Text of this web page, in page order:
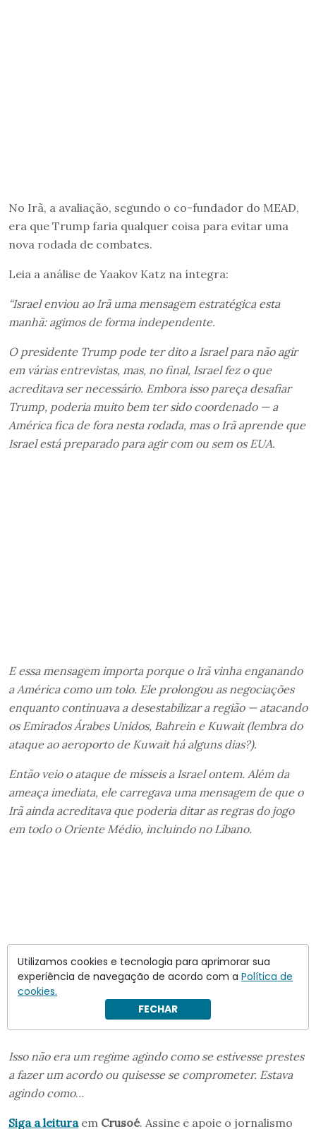
No Irã, a avaliação, segundo o co-fundador do MEAD,
era que Trump faria qualquer coisa para evitar uma
nova rodada de combates.
Leia a análise de Yaakov Katz na íntegra:
“Israel enviou ao Irã uma mensagem estratégica esta
manhã: agimos de forma independente.
O presidente Trump pode ter dito a Israel para não agir
em várias entrevistas, mas, no final, Israel fez o que
acreditava ser necessário. Embora isso pareça desafiar
Trump, poderia muito bem ter sido coordenado — a
América fica de fora nesta rodada, mas o Irã aprende que
Israel está preparado para agir com ou sem os EUA.
E essa mensagem importa porque o Irã vinha enganando
a América como um tolo. Ele prolongou as negociações
enquanto continuava a desestabilizar a região — atacando
os Emirados Árabes Unidos, Bahrein e Kuwait (lembra do
ataque ao aeroporto de Kuwait há alguns dias?).
Então veio o ataque de mísseis a Israel ontem. Além da
ameaça imediata, ele carregava uma mensagem de que o
Irã ainda acreditava que poderia ditar as regras do jogo
em todo o Oriente Médio, incluindo no Líbano.
Isso não era um regime agindo como se estivesse prestes
a fazer um acordo ou quisesse se comprometer. Estava
agindo como…
Siga a leituraem Crusoé. Assine e apoie o jornalismo
Utilizamos cookies e tecnologia para aprimorar sua
experiência de navegação de acordo com a Política de
cookies.
FECHAR